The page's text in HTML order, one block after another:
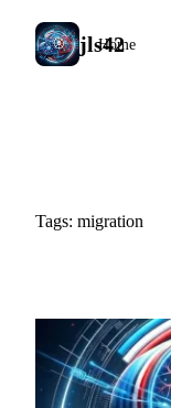
jls42
Home
Tags: migration